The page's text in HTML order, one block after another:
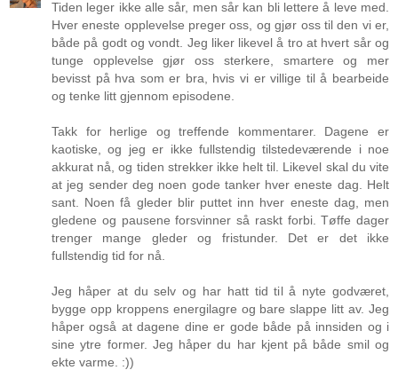
Tiden leger ikke alle sår, men sår kan bli lettere å leve med.
Hver eneste opplevelse preger oss, og gjør oss til den vi er,
både på godt og vondt. Jeg liker likevel å tro at hvert sår og
tunge opplevelse gjør oss sterkere, smartere og mer
bevisst på hva som er bra, hvis vi er villige til å bearbeide
og tenke litt gjennom episodene.
Takk for herlige og treffende kommentarer. Dagene er
kaotiske, og jeg er ikke fullstendig tilstedeværende i noe
akkurat nå, og tiden strekker ikke helt til. Likevel skal du vite
at jeg sender deg noen gode tanker hver eneste dag. Helt
sant. Noen få gleder blir puttet inn hver eneste dag, men
gledene og pausene forsvinner så raskt forbi. Tøffe dager
trenger mange gleder og fristunder. Det er det ikke
fullstendig tid for nå.
Jeg håper at du selv og har hatt tid til å nyte godværet,
bygge opp kroppens energilagre og bare slappe litt av. Jeg
håper også at dagene dine er gode både på innsiden og i
sine ytre former. Jeg håper du har kjent på både smil og
ekte varme. :))